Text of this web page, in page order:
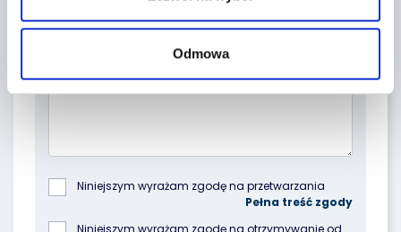
Odmowa
Niniejszym wyrażam zgodę na przetwarzania
podanych przeze mnie danych osobowych przez
Niniejszym wyrażam zgodę na otrzymywanie od